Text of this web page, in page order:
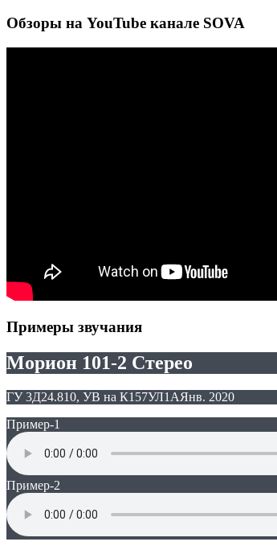
Обзоры на YouTube канале SOVA
Примеры звучания
Морион 101-2 Стерео
ГУ 3Д24.810, УВ на К157УЛ1АЯнв. 2020
Пример-1
Пример-2